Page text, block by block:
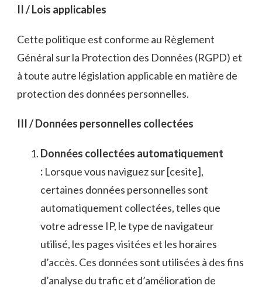
II / Lois applicables
Cette politique est conforme au Règlement
Général sur la Protection des Données (RGPD) et
à toute autre législation applicable en matière de
protection des données personnelles.
III / Données personnelles collectées
Données collectées automatiquement
: Lorsque vous naviguez sur [cesite],
certaines données personnelles sont
automatiquement collectées, telles que
votre adresse IP, le type de navigateur
utilisé, les pages visitées et les horaires
d’accès. Ces données sont utilisées à des fins
d’analyse du trafic et d’amélioration de